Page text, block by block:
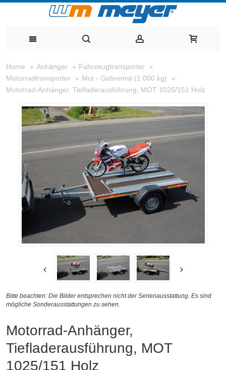
Home Anhänger
Fahrzeugtransporter
Motorradtransporter
Mot - Gebremst (1.000 kg)
Motorrad-Anhänger, Tiefladerausführung, MOT 1025/151 Holz
Bitte beachten: Die Bilder entsprechen nicht der Serienausstattung. Es sind
mögliche Sonderausstattungen zu sehen.
Motorrad-Anhänger,
Tiefladerausführung, MOT
1025/151 Holz